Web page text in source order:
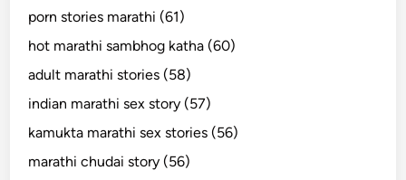
porn stories marathi (61)
hot marathi sambhog katha (60)
adult marathi stories (58)
indian marathi sex story (57)
kamukta marathi sex stories (56)
marathi chudai story (56)